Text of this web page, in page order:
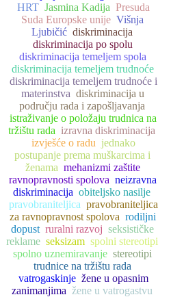
HRT Jasmina Kadija Presuda
Suda Europske unije Višnja
Ljubičić diskriminacija
diskriminacija po spolu
diskriminacija temeljem spola
diskriminacija temeljem trudnoće
diskriminacija temeljem trudnoće i
materinstva diskriminacija u
području rada i zapošljavanja
istraživanje o položaju trudnica na
tržištu rada izravna diskriminacija
izvješće o radu jednako
postupanje prema muškarcima i
ženama mehanizmi zaštite
ravnopravnosti spolova neizravna
diskriminacija obiteljsko nasilje
pravobraniteljica pravobraniteljica
za ravnopravnost spolova rodiljni
dopust ruralni razvoj seksističke
reklame seksizam spolni stereotipi
spolno uznemiravanje stereotipi
trudnice na tržištu rada
vatrogaskinje žene u opasnim
zanimanjima žene u vatrogastvu